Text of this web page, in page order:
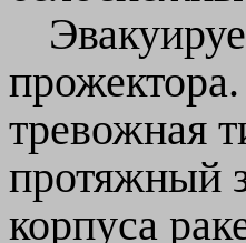
тревожная
протяжный
корпуса